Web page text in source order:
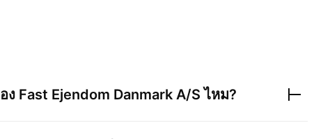
ง Fast Ejendom Danmark A/S ไหม?